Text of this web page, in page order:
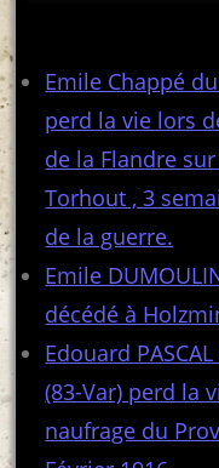
Emile Chappé
perd la vie lors
de la Flandre
Torhout , 3
de la guerre.
Emile
décédé à
Edouard
(83-Var) perd la
naufrage du